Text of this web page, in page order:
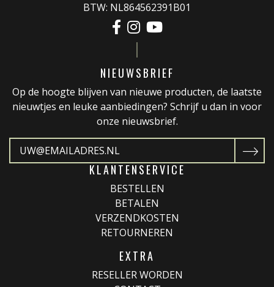
BTW: NL864562391B01
NIEUWSBRIEF
Op de hoogte blijven van nieuwe producten, de laatste
nieuwtjes en leuke aanbiedingen? Schrijf u dan in voor
onze nieuwsbrief.
KLANTENSERVICE
BESTELLEN
BETALEN
VERZENDKOSTEN
RETOURNEREN
EXTRA
RESELLER WORDEN